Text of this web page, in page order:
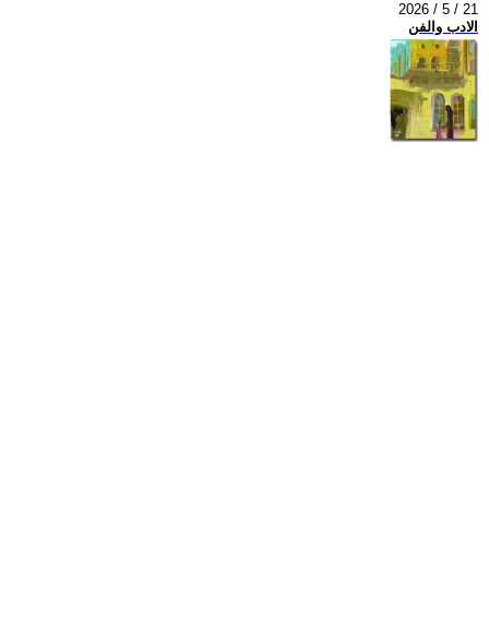
2026 / 5 / 21
الادب والفن